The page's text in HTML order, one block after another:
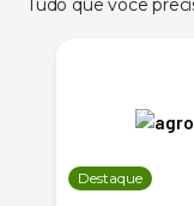
Tudo que você
Destaque